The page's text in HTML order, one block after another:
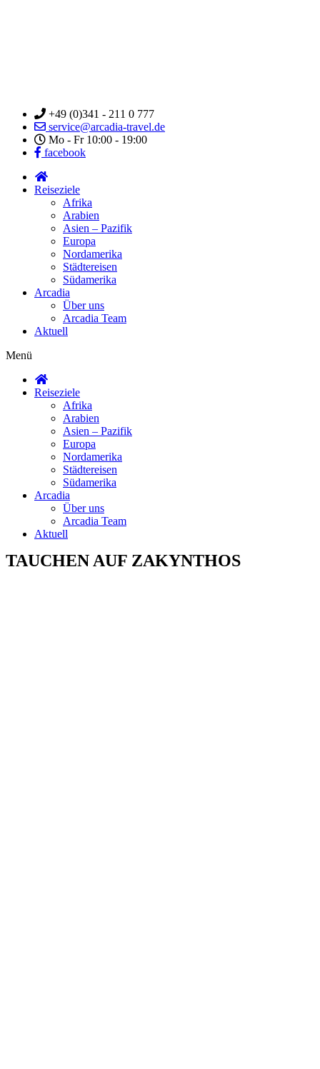
+49 (0)341 - 211 0 777
service@arcadia-travel.de
Mo - Fr 10:00 - 19:00
facebook
Reiseziele
Afrika
Arabien
Asien – Pazifik
Europa
Nordamerika
Städtereisen
Südamerika
Arcadia
Über uns
Arcadia Team
Aktuell
Menü
Reiseziele
Afrika
Arabien
Asien – Pazifik
Europa
Nordamerika
Städtereisen
Südamerika
Arcadia
Über uns
Arcadia Team
Aktuell
TAUCHEN AUF ZAKYNTHOS